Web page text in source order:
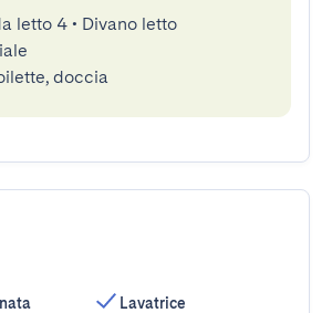
letto 4 • Divano letto
doccia
Lavatrice